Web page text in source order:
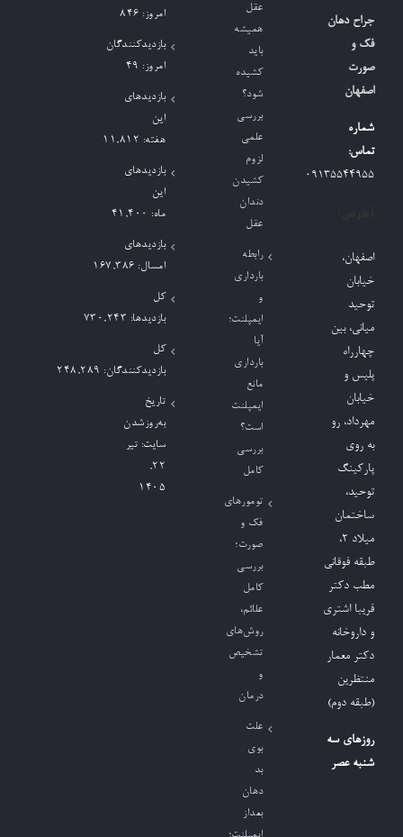
جراح دهان
فک و
صورت
اصفهان
شماره
تماس:
09135544955
اصفهان،
خیابان
توحید
میانی، بین
چهارراه
پلیس و
خیابان
مهرداد، رو
به روی
پارکینگ
توحید،
ساختمان
میلاد ٢،
طبقه فوقانی
مطب دکتر
فریبا اشتری
و داروخانه
دکتر معمار
منتظرین
(طبقه دوم)
روزهای سه
شنبه عصر
عقل
همیشه
باید
کشیده
شود؟
بررسی
علمی
لزوم
کشیدن
دندان
عقل
رابطه
بارداری
و
ایمپلنت؛
آیا
بارداری
مانع
ایمپلنت
است؟
بررسی
کامل
تومورهای
فک و
صورت؛
بررسی
کامل
علائم،
روش‌های
تشخیص
و
درمان
علت
بوی
بد
دهان
بعداز
امروز: 846
بازدیدکنندگان
امروز: 49
بازدیدهای
این
هفته: 11,812
بازدیدهای
این
ماه: 41,400
بازدیدهای
امسال: 167,386
کل
بازدیدها: 730,243
کل
بازدیدکنند‌گان: 248,289
تاریخ
به‌روزشدن
سایت: تیر
۲۲,
۱۴۰۵